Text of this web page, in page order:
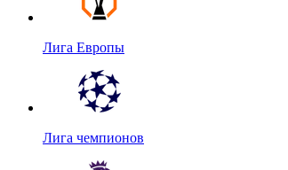
Лига Европы
Лига чемпионов